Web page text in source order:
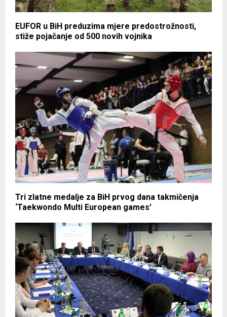
EUFOR u BiH preduzima mjere predostrožnosti,
stiže pojačanje od 500 novih vojnika
Tri zlatne medalje za BiH prvog dana takmičenja
‘Taekwondo Multi European games’